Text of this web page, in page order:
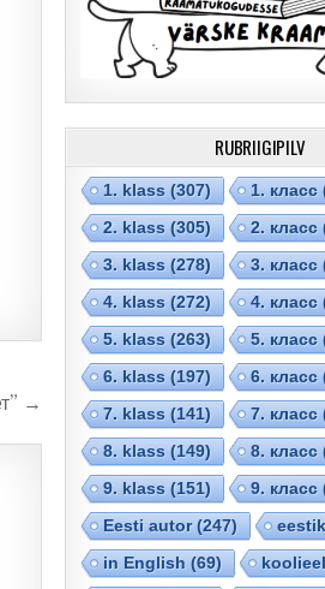
→
RUBRIIGIPILV
1. klass(307) 1. класс
2. klass(305) 2. класс
3. klass(278) 3. класс
4. klass(272) 4. класс
5. klass(263) 5. класс
6. klass(197) 6. класс
7. klass(141) 7. класс
8. klass(149) 8. класс
9. klass(151) 9. класс
Eesti autor(247)
in English (69)